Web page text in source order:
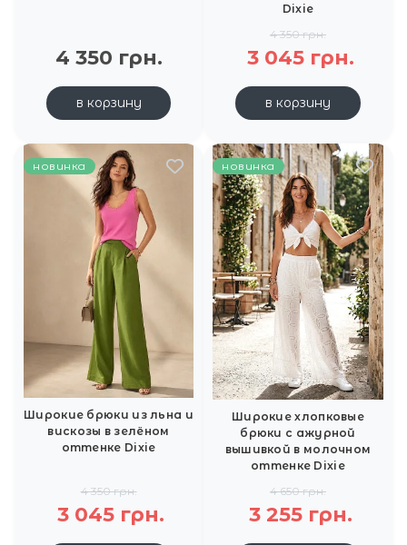
4 350 грн.
в корзину
Dixie
4 350 грн.
3 045 грн.
в корзину
новинка
Широкие брюки из льна и
вискозы в зелёном
оттенке Dixie
4 350 грн.
3 045 грн.
новинка
Широкие хлопковые
брюки с ажурной
вышивкой в молочном
оттенке Dixie
4 650 грн.
3 255 грн.